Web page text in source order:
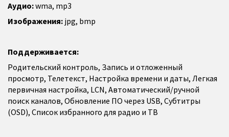
Аудио:wma, mp3
Изображения: jpg, bmp
Поддерживается:
Родительский контроль, Запись и отложенный
просмотр, Телетекст, Настройка времени и даты, Легкая
первичная настройка, LCN, Автоматический/ручной
поиск каналов, Обновление ПО через USB, Субтитры
(OSD), Список избранного для радио и ТВ